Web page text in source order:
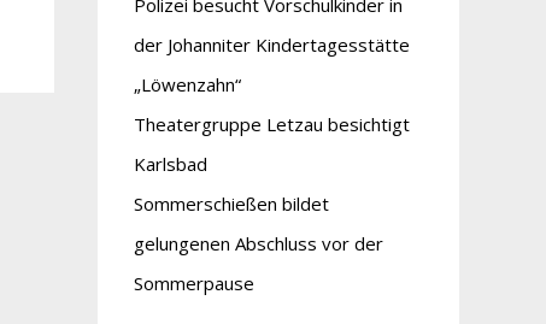
Polizei besucht Vorschulkinder in
der Johanniter Kindertagesstätte
„Löwenzahn“
Theatergruppe Letzau besichtigt
Karlsbad
Sommerschießen bildet
gelungenen Abschluss vor der
Sommerpause